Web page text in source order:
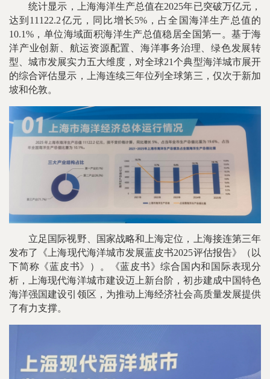
统计显示，上海海洋生产总值在2025年已突破万亿元，
达到11122.2亿元，同比增长5%，占全国海洋生产总值的
10.1%，单位海域面积海洋生产总值稳居全国第一。基于海
洋产业创新、航运资源配置、海洋事务治理、绿色发展转
型、城市发展实力五大维度，对全球21个典型海洋城市展开
的综合评估显示，上海连续三年位列全球第三，仅次于新加
坡和伦敦。
立足国际视野、国家战略和上海定位，上海接连第三年
发布了《上海现代海洋城市发展蓝皮书2025评估报告》（以
下简称《蓝皮书》）。《蓝皮书》综合国内和国际表现分
析，上海现代海洋城市建设迈上新台阶，初步建成中国特色
海洋强国建设引领区，为推动上海经济社会高质量发展提供
了有力支撑。